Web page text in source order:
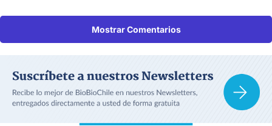
Mostrar Comentarios